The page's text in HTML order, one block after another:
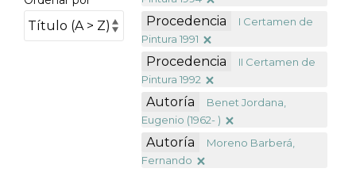
Procedencia
I Certamen de
Pintura 1991
Procedencia
II Certamen de
Pintura 1992
Autoría
Benet Jordana,
Eugenio (1962- )
Autoría
Moreno Barberá,
Fernando